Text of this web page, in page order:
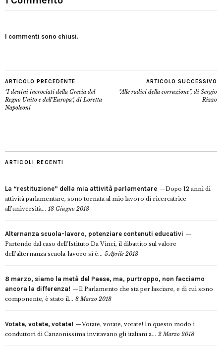
I commenti sono chiusi.
ARTICOLO PRECEDENTE
"I destini incrociati della Grecia del
Regno Unito e dell’Europa", di Loretta
Napoleoni
ARTICOLO SUCCESSIVO
"Alle radici della corruzione", di Sergio
Rizzo
ARTICOLI RECENTI
La “restituzione” della mia attività parlamentare
Dopo 12 anni di
attività parlamentare, sono tornata al mio lavoro di ricercatrice
all’università... 18 Giugno 2018
Alternanza scuola-lavoro, potenziare contenuti educativi
Partendo dal caso dell’Istituto Da Vinci, il dibattito sul valore
dell’alternanza scuola-lavoro si è... 5 Aprile 2018
8 marzo, siamo la metà del Paese, ma, purtroppo, non facciamo
ancora la differenza!
Il Parlamento che sta per lasciare, e di cui sono
componente, è stato il... 8 Marzo 2018
Votate, votate, votate!
Votate, votate, votate! In questo modo i
conduttori di Canzonissima invitavano gli italiani a... 2 Marzo 2018